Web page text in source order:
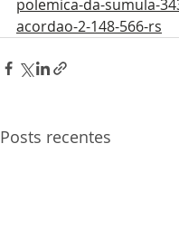
polemica-da-sumula-
acordao-2-148-566-rs
Posts recentes